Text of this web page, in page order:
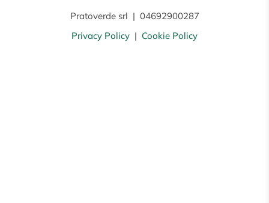
Pratoverde srl | 04692900287
Privacy Policy | Cookie Policy